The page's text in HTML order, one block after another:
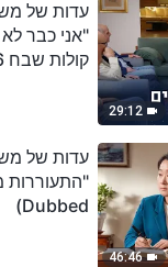
29:12
עדות של
"אני כבר
קולות שבח 2026
46:46
עדות של
Dubbed)